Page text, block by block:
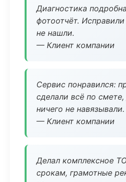
Диагностика
фотоотчёт.
не нашли.
— Клиент компании
Сервис понравился:
сделали всё по
ничего не навязывали.
— Клиент компании
Делал комплексное
срокам, грамотные